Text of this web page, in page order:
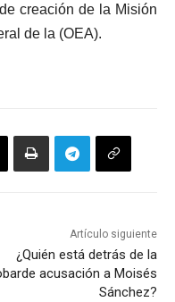
creación de la Misión
de la (OEA).
Artículo siguiente
¿Quién está detrás de la
acusación a Moisés
Sánchez?